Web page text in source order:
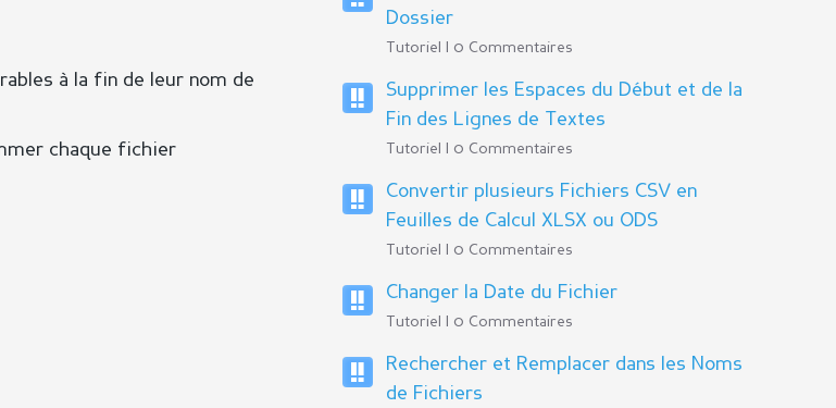
à la fin de leur nom de
chaque fichier
Dossier
Tutoriel | 0 Commentaires
Supprimer les Espaces du Début et de la
Fin des Lignes de Textes
Tutoriel | 0 Commentaires
Convertir plusieurs Fichiers CSV en
Feuilles de Calcul XLSX ou ODS
Tutoriel | 0 Commentaires
Changer la Date du Fichier
Tutoriel | 0 Commentaires
Rechercher et Remplacer dans les Noms
de Fichiers